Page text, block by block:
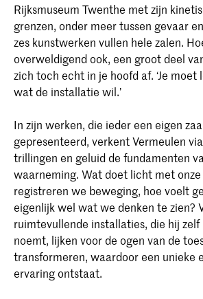
Rijksmuseum Twenthe met zijn
grenzen, onder meer tussen gevaar
zes kunstwerken vullen hele zalen.
overweldigend ook, een groot deel
zich toch echt in je hoofd af. ‘Je moet
wat de installatie wil.’
In zijn werken, die ieder een eigen
gepresenteerd, verkent Vermeulen
trillingen en geluid de fundamenten
waarneming. Wat doet licht met onze
registreren we beweging, hoe voelt
eigenlijk wel wat we denken te zien?
ruimtevullende installaties, die hij
noemt, lijken voor de ogen van de
transformeren, waardoor een unieke
ervaring ontstaat.